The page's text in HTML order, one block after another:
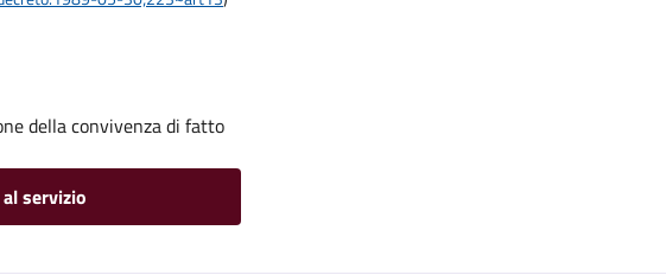
della convivenza di fatto
servizio